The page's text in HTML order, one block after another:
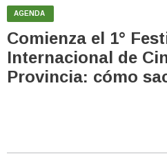
AGENDA
Comienza el 1°
Internacional de
Provincia: cómo